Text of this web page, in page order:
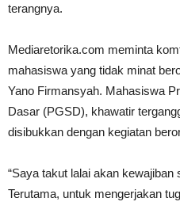
terangnya.
Mediaretorika.com meminta
mahasiswa yang tidak minat
Yano Firmansyah. Mahasiswa
Dasar (PGSD), khawatir
disibukkan dengan kegiatan
“Saya takut lalai akan
Terutama, untuk mengerjakan